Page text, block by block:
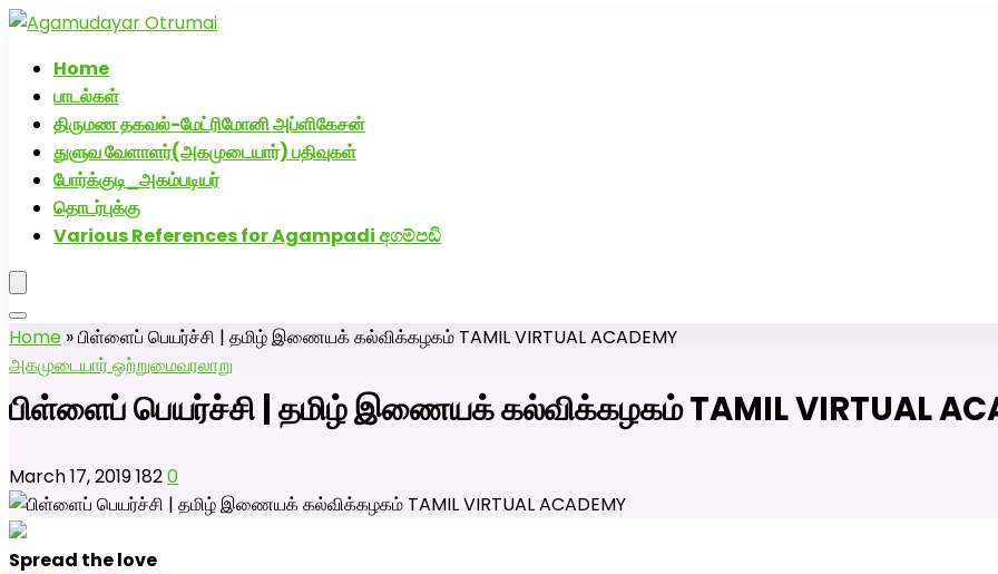
Home
பாடல்கள்
திருமண தகவல்-மேட்ரிமோனி அப்ளிகேசன்
துளுவ வேளாளர்(அகமுடையார்) பதிவுகள்
போர்க்குடி_அகம்படியர்
தொடர்புக்கு
Various References for Agampadi අගම්පඩි
Home »பிள்ளைப் பெயர்ச்சி | தமிழ் இணையக் கல்விக்கழகம் TAMIL VIRTUAL ACADEMY
அகமுடையார் ஒற்றுமைவரலாறு
பிள்ளைப் பெயர்ச்சி | தமிழ் இணையக் கல்விக்கழகம் TAMIL VIRTUAL
March 17, 20191820
Spread the love
அகமுடையார் திருமண வரன்களுக்கு அகமுடையார்மேட்ரி-பெண் வீட்டாருக்கு 100% இலவச திருமண சேவை! வாட்ஸப் எண்: